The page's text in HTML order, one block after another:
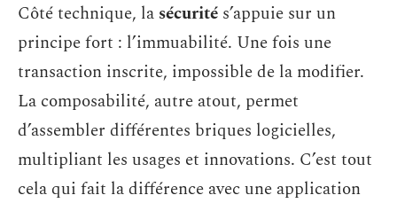
Côté technique, la sécurité s’appuie sur un
principe fort : l’immuabilité. Une fois une
transaction inscrite, impossible de la modifier.
La composabilité, autre atout, permet
d’assembler différentes briques logicielles,
multipliant les usages et innovations. C’est tout
cela qui fait la différence avec une application